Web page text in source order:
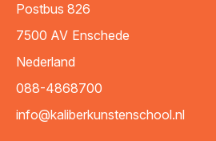
Postbus 826
7500 AV Enschede
Nederland
088-4868700
info@kaliberkunstenschool.nl